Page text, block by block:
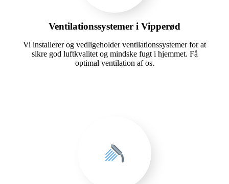
Ventilationssystemer i Vipperød
Vi installerer og vedligeholder ventilationssystemer for at
sikre god luftkvalitet og mindske fugt i hjemmet. Få
optimal ventilation af os.